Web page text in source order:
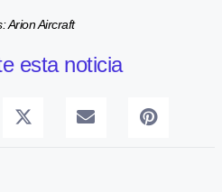
Arion Aircraft
esta noticia